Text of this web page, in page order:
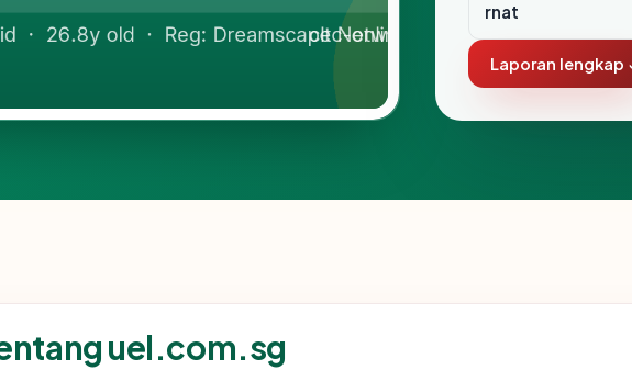
rnat
Laporan lengkap
uel.com.sg